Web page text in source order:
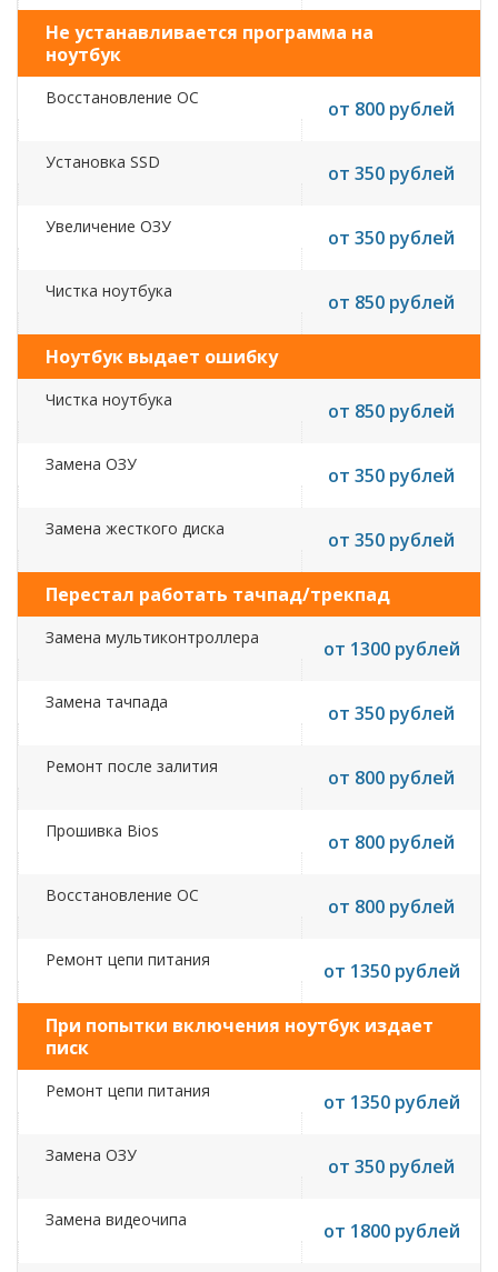
Не устанавливается программа на
ноутбук
Восстановление ОС от 800 рублей
Установка SSD от 350 рублей
Увеличение ОЗУ от 350 рублей
Чистка ноутбука от 850 рублей
Ноутбук выдает ошибку
Чистка ноутбука от 850 рублей
Замена ОЗУ от 350 рублей
Замена жесткого диска от 350 рублей
Перестал работать тачпад/трекпад
Замена мультиконтроллера от 1300 рублей
Замена тачпада от 350 рублей
Ремонт после залития от 800 рублей
Прошивка Bios от 800 рублей
Восстановление ОС от 800 рублей
Ремонт цепи питания от 1350 рублей
При попытки включения ноутбук издает
писк
Ремонт цепи питания от 1350 рублей
Замена ОЗУ от 350 рублей
Замена видеочипа от 1800 рублей